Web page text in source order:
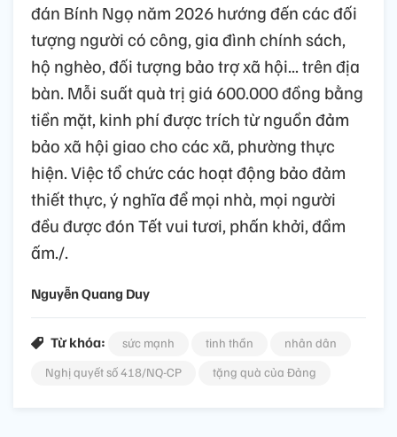
đán Bính Ngọ năm 2026 hướng đến các đối
tượng người có công, gia đình chính sách,
hộ nghèo, đối tượng bảo trợ xã hội... trên địa
bàn. Mỗi suất quà trị giá 600.000 đồng bằng
tiền mặt, kinh phí được trích từ nguồn đảm
bảo xã hội giao cho các xã, phường thực
hiện. Việc tổ chức các hoạt động bảo đảm
thiết thực, ý nghĩa để mọi nhà, mọi người
đều được đón Tết vui tươi, phấn khởi, đầm
ấm./.
Nguyễn Quang Duy
Từ khóa: sức mạnh tinh thần
nhân dân
Nghị quyết số 418/NQ-CP
tặng quà của Đảng